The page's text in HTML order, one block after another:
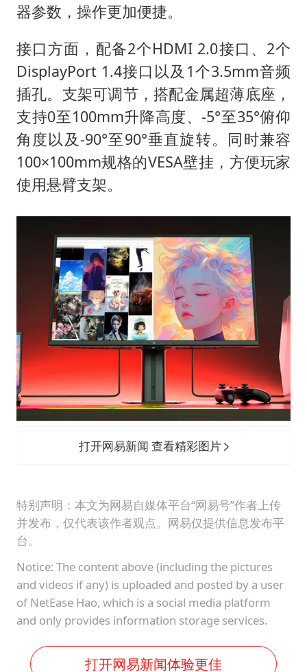
器参数，操作更加便捷。
接口方面，配备2个HDMI 2.0接口、2个
DisplayPort 1.4接口以及1个3.5mm音频
插孔。支架可调节，搭配金属超薄底座，
支持0至100mm升降高度、-5°至35°俯仰
角度以及-90°至90°垂直旋转。同时兼容
100×100mm规格的VESA壁挂，方便玩家
使用悬臂支架。
打开网易新闻 查看精彩图片
特别声明：本文为网易自媒体平台“网易号”作者上传
并发布，仅代表该作者观点。网易仅提供信息发布平
台。
Notice: The content above (including the pictures
and videos if any) is uploaded and posted by a user
of NetEase Hao, which is a social media platform
and only provides information storage services.
打开网易新闻体验更佳